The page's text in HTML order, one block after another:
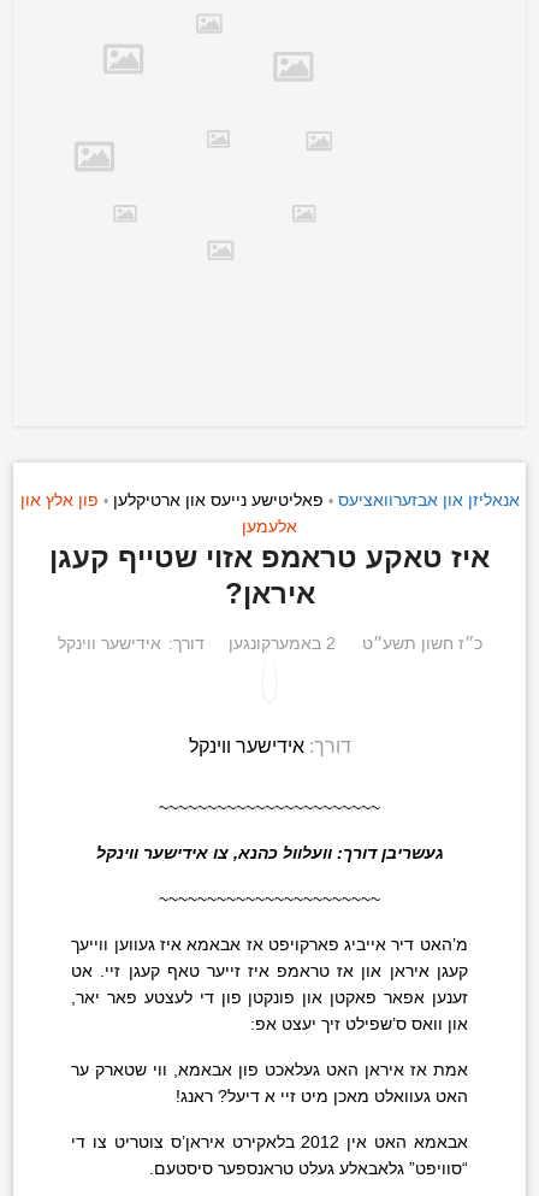
אנאליזן און אבזערוואציעס • פאליטישע נייעס און ארטיקלען • פון אלץ און
אלעמען
איז טאקע טראמפ אזוי שטייף קעגן
איראן?
כ״ז חשון תשע״ט 2 באמערקונגען דורך: אידישער ווינקל
דורך:אידישער ווינקל
~~~~~~~~~~~~~~~~~~~~~~~
געשריבן דורך: וועלוול כהנא, צו אידישער ווינקל
~~~~~~~~~~~~~~~~~~~~~~~
מ’האט דיר אייביג פארקויפט אז אבאמא איז געווען ווייעך
קעגן איראן און אז טראמפ איז זייער טאף קעגן זיי. אט
זענען אפאר פאקטן און פונקטן פון די לעצטע פאר יאר,
און וואס ס’שפילט זיך יעצט אפ:
אמת אז איראן האט געלאכט פון אבאמא, ווי שטארק ער
האט געוואלט מאכן מיט זיי א דיעל? ראנג!
אבאמא האט אין 2012 בלאקירט איראן’ס צוטריט צו די
“סוויפט” גלאבאלע געלט טראנספער סיסטעם.